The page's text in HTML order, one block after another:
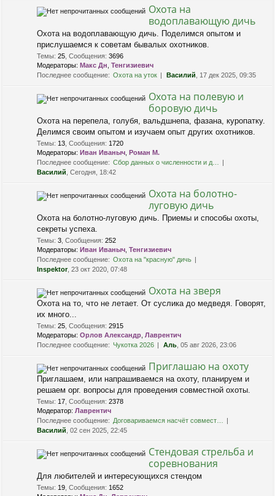
Охота на
водоплавающую дичь
Охота на водоплавающую дичь. Поделимся опытом и
прислушаемся к советам бывалых охотников.
Темы: 25 Сообщения: 3696
Модераторы: Макс Дн Тенгизиевич
Последнее сообщение: Охота на уток Василий , 17 дек 2025, 09:35
Охота на полевую и
боровую дичь
Охота на перепела, голубя, вальдшнепа, фазана, куропатку.
Делимся своим опытом и изучаем опыт других охотников.
Темы: 13 Сообщения: 1720
Модераторы: Иван Иваныч Роман М.
Последнее сообщение: Сбор данных о численности и д…
Василий , Сегодня, 18:42
Охота на болотно-
луговую дичь
Охота на болотно-луговую дичь. Приемы и способы охоты,
секреты успеха.
Темы: 3 Сообщения: 252
Модераторы: Иван Иваныч Тенгизиевич
Последнее сообщение: Охота на "красную" дичь
Inspektor, 23 окт 2020, 07:48
Охота на зверя
Охота на то, что не летает. От суслика до медведя. Говорят,
их много...
Темы: 25 Сообщения: 2915
Модераторы: Орлов Александр Лаврентич
Последнее сообщение: Чукотка 2026 Аль , 05 авг 2026, 23:06
Приглашаю на охоту
Приглашаем, или напрашиваемся на охоту, планируем и
решаем орг. вопросы для проведения совместной охоты.
Темы: 17 Сообщения: 2378
Модератор: Лаврентич
Последнее сообщение: Договариваемся насчёт совмест…
Василий , 02 сен 2025, 22:45
Стендовая стрельба и
соревнования
Для любителей и интересующихся стендом
Темы: 19 Сообщения: 1652